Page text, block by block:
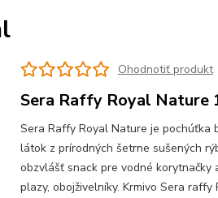
Ohodnotiť produkt
Sera Raffy Royal Nature
Sera Raffy Royal Nature je pochúťka
látok z prírodných šetrne sušených
obzvlášť snack pre vodné korytnačky
plazy, obojživelníky. Krmivo Sera